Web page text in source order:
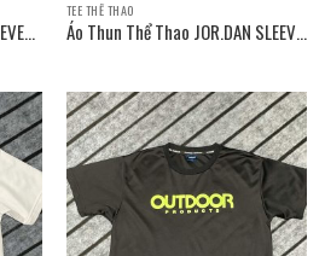
TEE THỂ THAO
Áo Thun Thể Thao JOR.DAN SLEEVE